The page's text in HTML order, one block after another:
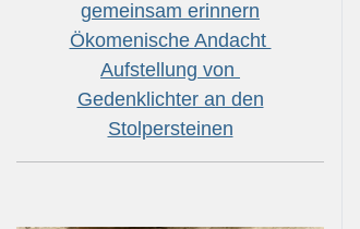
gemeinsam erinnern
Ökomenische Andacht
Aufstellung von
Gedenklichter an den
Stolpersteinen